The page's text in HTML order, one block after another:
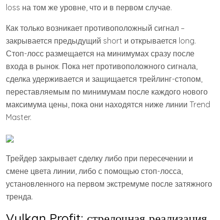
loss на том же уровне, что и в первом случае.
Как только возникает противоположный сигнал –
закрывается предыдущий short и открывается long.
Стоп-лосс размещается на минимумах сразу после
входа в рынок. Пока нет противоположного сигнала,
сделка удерживается и защищается трейлинг-стопом,
переставляемым по минимумам после каждого нового
максимума цены, пока они находятся ниже линии Trend
Master.
Трейдер закрывает сделку либо при пересечении и
смене цвета линии, либо с помощью стоп-лосса,
установленного на первом экстремуме после затяжного
тренда.